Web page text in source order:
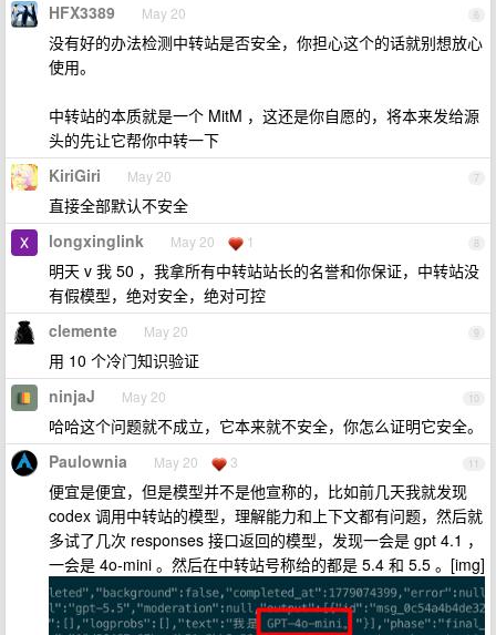
6
HFX3389 May 20
没有好的办法检测中转站是否安全，你担心这个的话就别想放心
使用。
中转站的本质就是一个 MitM ，这还是你自愿的，将本来发给源
头的先让它帮你中转一下
7
KiriGiri May 20
直接全部默认不安全
8
longxinglink May 20 1
明天 v 我 50 ，我拿所有中转站站长的名誉和你保证，中转站没
有假模型，绝对安全，绝对可控
9
clemente May 20
用 10 个冷门知识验证
10
ninjaJ May 20
哈哈这个问题就不成立，它本来就不安全，你怎么证明它安全。
11
Paulownia May 20 3
便宜是便宜，但是模型并不是他宣称的，比如前几天我就发现
codex 调用中转站的模型，理解能力和上下文都有问题，然后就
多试了几次 responses 接口返回的模型，发现一会是 gpt 4.1 ，
一会是 4o-mini 。然后在中转站号称给的都是 5.4 和 5.5 。[img]